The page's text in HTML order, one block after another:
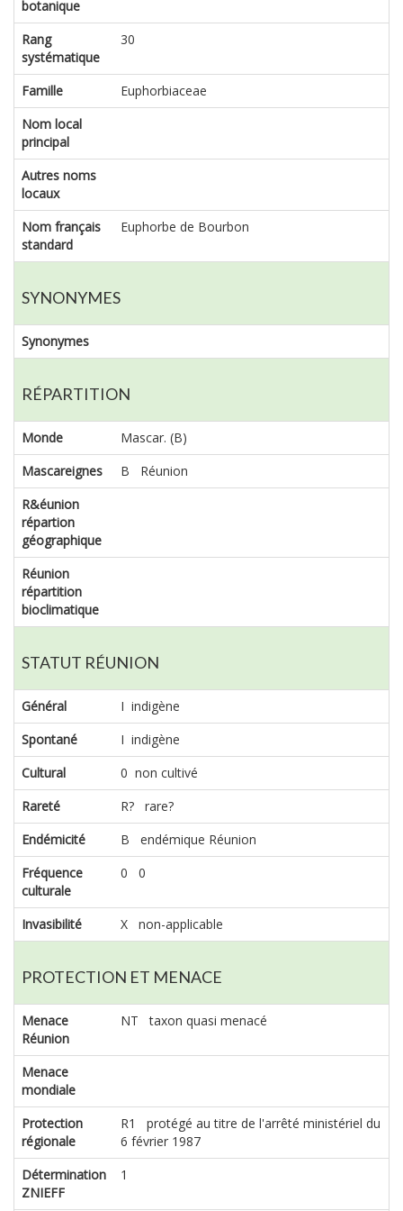
botanique
Rang
systématique
30
Famille
Euphorbiaceae
Nom local
principal
Autres noms
locaux
Nom français
standard
Euphorbe de Bourbon
SYNONYMES
Synonymes
RÉPARTITION
Monde
Mascar. (B)
Mascareignes
B Réunion
R&éunion
répartion
géographique
Réunion
répartition
bioclimatique
STATUT RÉUNION
Général
I indigène
Spontané
I indigène
Cultural
0 non cultivé
Rareté
R? rare?
Endémicité
B endémique Réunion
Fréquence
culturale
0 0
Invasibilité X non-applicable
PROTECTION ET MENACE
Menace
Réunion
NT taxon quasi menacé
Menace
mondiale
Protection
régionale
R1 protégé au titre de l'arrêté ministériel du
6 février 1987
Détermination
ZNIEFF
1